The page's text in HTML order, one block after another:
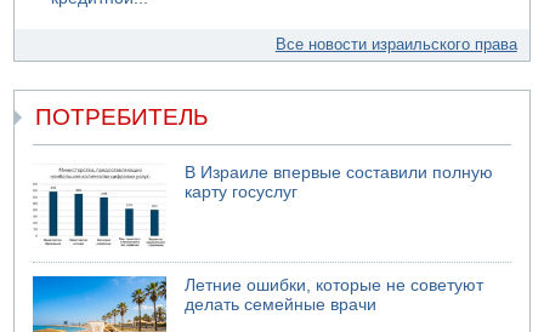
Все новости израильского права
ПОТРЕБИТЕЛЬ
В Израиле впервые составили полную
карту госуслуг
Летние ошибки, которые не советуют
делать семейные врачи